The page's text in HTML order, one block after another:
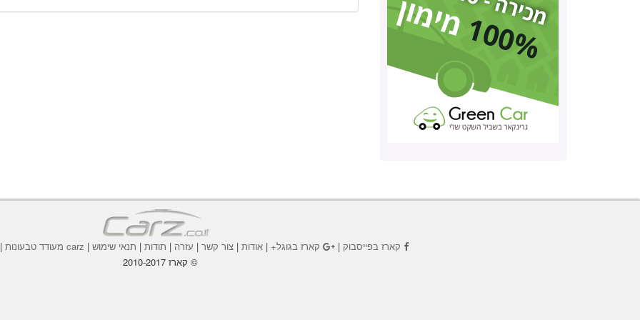
קארז בפייסבוק | קארז בגוגל+ | אודות | צור קשר | עזרה | תודות | תנאי שימוש | carz מעודד טבעונות |
© קארז 2010-2017